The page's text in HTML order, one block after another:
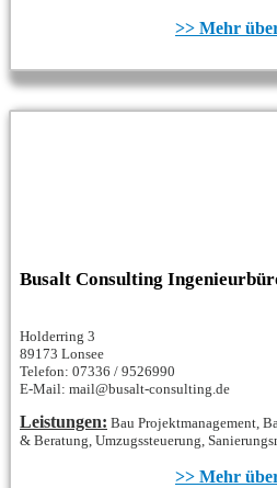
>> Mehr
Busalt Consulting
Holderring 3
89173 Lonsee
Telefon: 07336 / 9526990
E-Mail: mail@busalt-consulting.de
Leistungen: Bau Projektmanagement,
& Beratung, Umzugssteuerung,
>> Mehr